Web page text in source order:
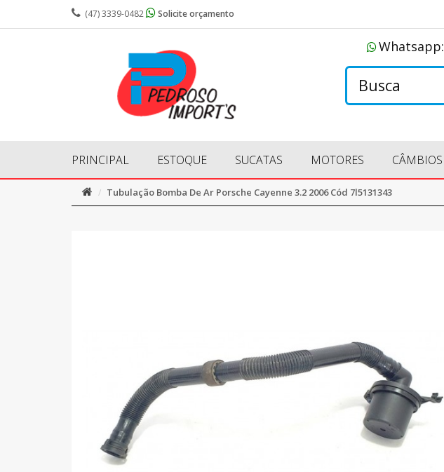
(47) 3339-0482 Solicite orçamento
Whatsapp:
PRINCIPAL ESTOQUE SUCATAS MOTORES CÂMBIOS
Tubulação Bomba De Ar Porsche Cayenne 3.2 2006 Cód 7l5131343